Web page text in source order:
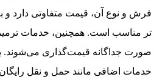
فرش و نوع آن، قیمت متفاوتی
تر مناسب است. همچنین، خدمات
صورت جداگانه قیمت‌گذاری می‌شوند.
خدمات اضافی مانند حمل و نقل